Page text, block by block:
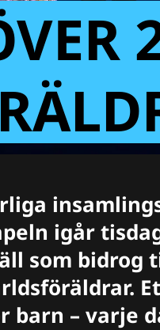
igår
som bidrog
barn – varje